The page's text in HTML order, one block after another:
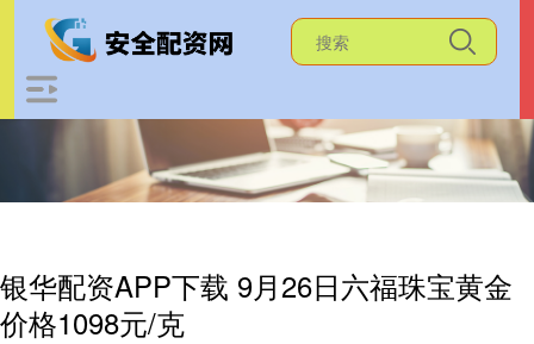
银华配资APP下载 9月26日六福珠宝黄金
价格1098元/克